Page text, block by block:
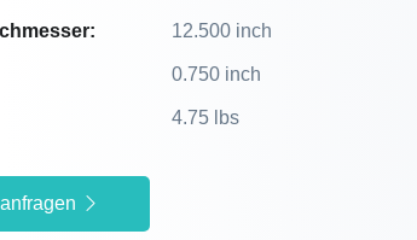
12.500 inch
0.750 inch
4.75 lbs